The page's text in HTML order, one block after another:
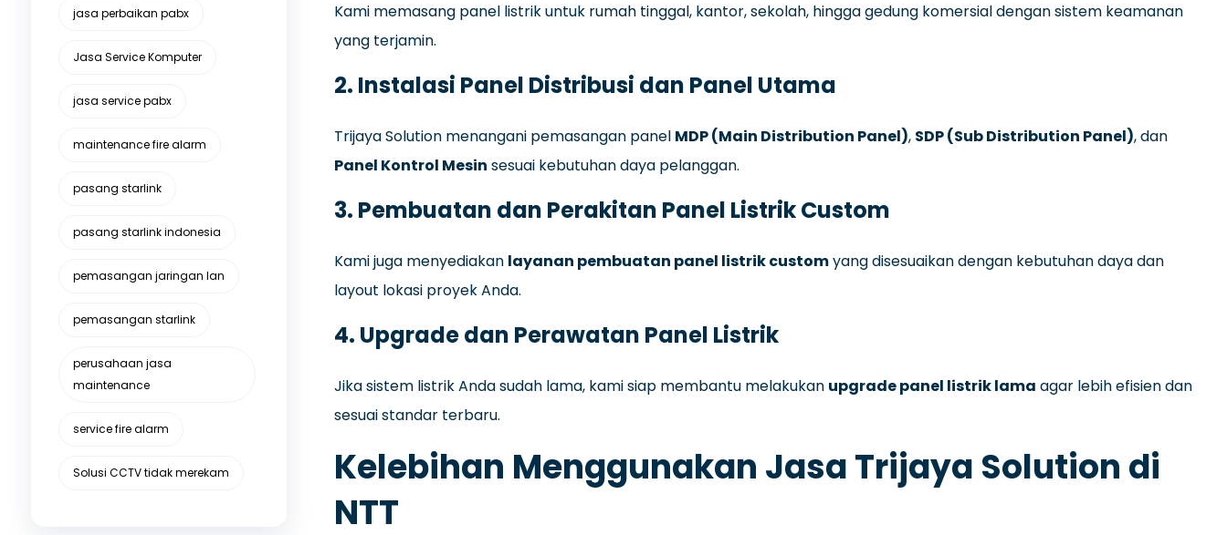
Kami memasang panel listrik untuk rumah tinggal, kantor, sekolah, hingga gedung komersial dengan sistem keamanan
yang terjamin.
2. Instalasi Panel Distribusi dan Panel Utama
Trijaya Solution menangani pemasangan panel MDP (Main Distribution Panel), SDP (Sub Distribution Panel), dan
Panel Kontrol Mesin sesuai kebutuhan daya pelanggan.
3. Pembuatan dan Perakitan Panel Listrik Custom
Kami juga menyediakan layanan pembuatan panel listrik customyang disesuaikan dengan kebutuhan daya dan
layout lokasi proyek Anda.
4. Upgrade dan Perawatan Panel Listrik
Jika sistem listrik Anda sudah lama, kami siap membantu melakukan upgrade panel listrik lama agar lebih efisien dan
sesuai standar terbaru.
Kelebihan Menggunakan Jasa Trijaya Solution di
NTT
jasa perbaikan pabx
Jasa Service Komputer
jasa service pabx
maintenance fire alarm
pasang starlink
pasang starlink indonesia
pemasangan jaringan lan
pemasangan starlink
perusahaan jasa
maintenance
service fire alarm
Solusi CCTV tidak merekam